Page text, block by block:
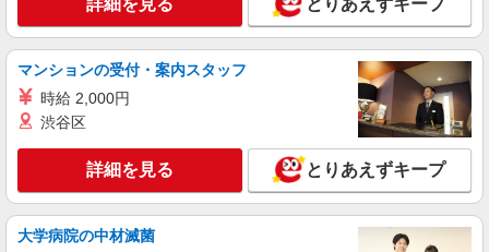
詳細を見る
職業紹介
株式会社ＭＯＤＥ
時給1700円〜 月収例30万円/残業・その他手当
含む 一般物件、レオパレス→住み込みでお仕事可
能★☆ 綺麗な1R、1Kをご用意☆
福岡県久留米市田主丸町
キープ 詳細を見る
詳細を見る とりあえずキープ
マンションの受付・案内スタッフ
時給 2,000円
渋谷区
詳細を見る とりあえずキープ
大学病院の中材滅菌